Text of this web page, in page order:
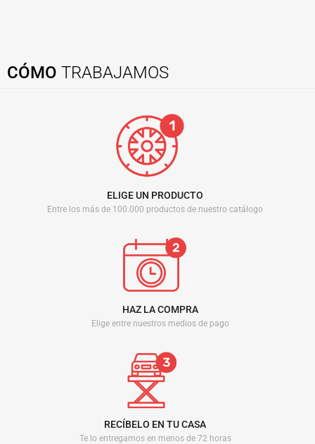
CÓMO TRABAJAMOS
ELIGE UN PRODUCTO
Entre los más de 100.000 productos de nuestro catálogo
HAZ LA COMPRA
Elige entre nuestros medios de pago
RECÍBELO EN TU CASA
Te lo entregamos en menos de 72 horas